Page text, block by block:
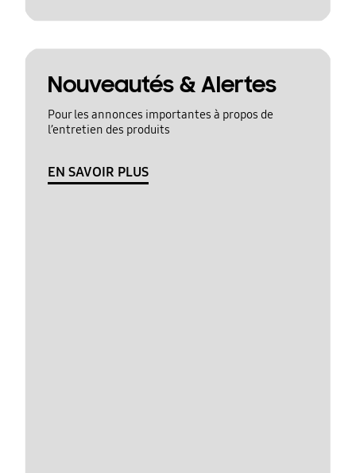
Nouveautés & Alertes
Pour les annonces importantes à propos de
l’entretien des produits
EN SAVOIR PLUS